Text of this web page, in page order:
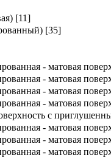
[11]
[35]
- матовая
- матовая
- матовая
- матовая
с
- матовая
- матовая
- матовая